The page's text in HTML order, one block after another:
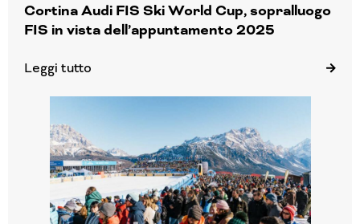
Cortina Audi FIS Ski World Cup, sopralluogo
FIS in vista dell’appuntamento 2025
Leggi tutto